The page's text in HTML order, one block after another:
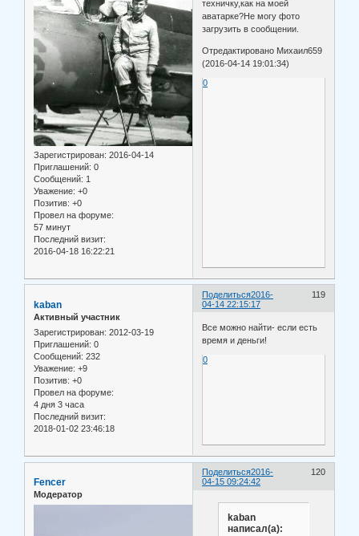
Зарегистрирован: 2016-04-14
Приглашений: 0
Сообщений: 1
Уважение: +0
Позитив: +0
Провел на форуме:
57 минут
Последний визит:
2016-04-18 16:22:21
техничку,как на моей
аватарке?Не могу фото
загрузить в сообщении.
Отредактировано Михаил659
(2016-04-14 19:01:34)
0
Поделиться 119
2016-
04-14 22:15:17
kaban
Активный участник
Зарегистрирован: 2012-03-19
Приглашений: 0
Сообщений: 232
Уважение: +9
Позитив: +0
Провел на форуме:
4 дня 3 часа
Последний визит:
2018-01-02 23:46:18
Все можно найти- если есть
время и деньги!
0
Поделиться 120
2016-
04-15 09:24:42
Fencer
Модератор
kaban
написал(а):